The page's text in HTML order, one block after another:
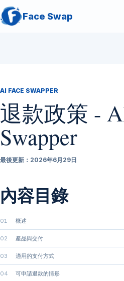
Face Swap
AI FACE SWAPPER
退款政策 -
Swapper
最後更新：2026年6月29日
內容目錄
01 概述
02 產品與交付
03 適用的支付方式
04 可申請退款的情形